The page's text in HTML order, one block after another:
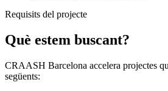
Requisits del projecte
Què estem buscant?
CRAASH Barcelona accelera projectes
següents: